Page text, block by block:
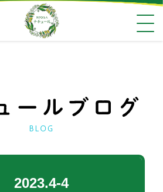
2023.4-4